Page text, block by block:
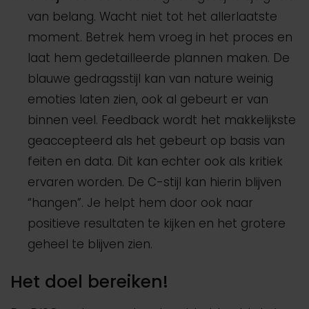
van belang. Wacht niet tot het allerlaatste
moment. Betrek hem vroeg in het proces en
laat hem gedetailleerde plannen maken. De
blauwe gedragsstijl kan van nature weinig
emoties laten zien, ook al gebeurt er van
binnen veel. Feedback wordt het makkelijkste
geaccepteerd als het gebeurt op basis van
feiten en data. Dit kan echter ook als kritiek
ervaren worden. De C-stijl kan hierin blijven
“hangen”. Je helpt hem door ook naar
positieve resultaten te kijken en het grotere
geheel te blijven zien.
Het doel bereiken!